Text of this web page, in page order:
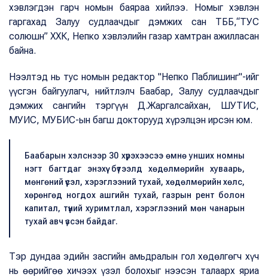
хэвлэгдэн гарч номын баяраа хийлээ. Номыг хэвлэн
гаргахад Залуу судлаачдыг дэмжих сан ТББ,“ТУС
солюшн” ХХК, Непко хэвлэлийн газар хамтран ажилласан
байна.
Нээлтэд нь тус номын редактор "Непко Паблишинг"-ийг
үүсгэн байгуулагч, нийтлэлч Баабар, Залуу судлаачдыг
дэмжих сангийн тэргүүн Д.Жаргалсайхан, ШУТИС,
МУИС, МУБИС-ын багш докторууд хүрэлцэн ирсэн юм.
Баабарын хэлснээр 30 хүрэхээсээ өмнө унших номны
нэгт багтдаг энэхүү бүтээлд хөдөлмөрийн хуваарь,
мөнгөний үүсэл, хэрэглээний тухай, хөдөлмөрийн хөлс,
хөрөнгөд ногдох ашгийн тухай, газрын рент болон
капитал, түүний хуримтлал, хэрэглээний мөн чанарын
тухай авч үзсэн байдаг.
Тэр дундаа эдийн засгийн амьдралын гол хөдөлгөгч хүч
нь өөрийгөө хичээх үзэл болохыг нээсэн талаарх яриа